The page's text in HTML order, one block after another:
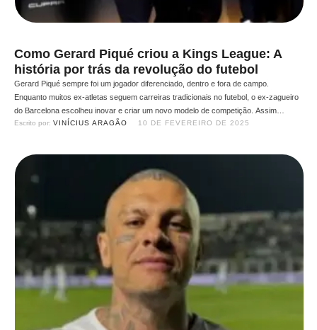
Como Gerard Piqué criou a Kings League: A
história por trás da revolução do futebol
Gerard Piqué sempre foi um jogador diferenciado, dentro e fora de campo.
Enquanto muitos ex-atletas seguem carreiras tradicionais no futebol, o ex-zagueiro
do Barcelona escolheu inovar e criar um novo modelo de competição. Assim
nasceu a Kings League, um torneio revolucionário que mistura futebol,
Escrito por: VINÍCIUS ARAGÃO 10 DE FEVEREIRO DE 2025